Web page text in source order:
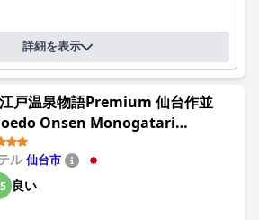
詳細を表示
戸温泉物語Premium 仙台作並
Onsen Monogatari
SendaiSakunami)
ル仙台市
良い